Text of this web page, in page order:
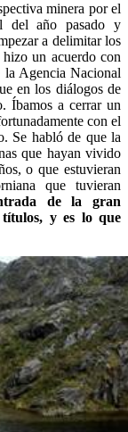
minera por el
del año pasado y
a delimitar los
hizo un acuerdo con
la Agencia Nacional
en los diálogos de
Íbamos a cerrar un
con el
Se habló de que la
que hayan vivido
o que estuvieran
que tuvieran
de la gran
y es lo que